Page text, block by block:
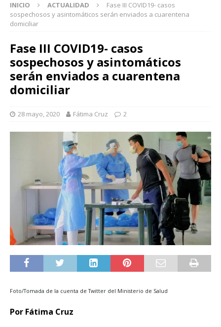
INICIO ACTUALIDAD
Fase III COVID19- casos
sospechosos y asintomáticos serán enviados a cuarentena
domiciliar
Fase III COVID19- casos
sospechosos y asintomáticos
serán enviados a cuarentena
domiciliar
28 mayo, 2020 Fátima Cruz 2
Foto/Tomada de la cuenta de Twitter del Ministerio de Salud
Por Fátima Cruz